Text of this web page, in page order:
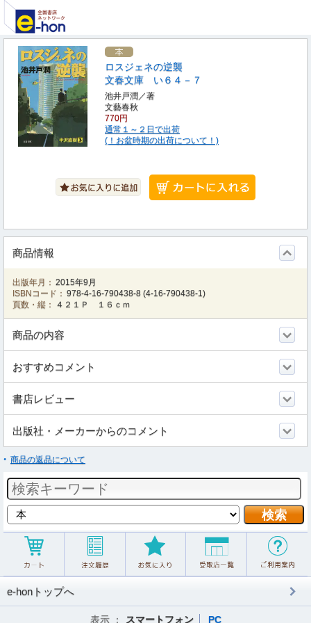
ロスジェネの逆襲
文春文庫 い６４－７
池井戸潤／著
文藝春秋
770円
通常１～２日で出荷
(！お盆時期の出荷について！)
商品情報
出版年月： 2015年9月
ISBNコード： 978-4-16-790438-8 (4-16-790438-1)
頁数・縦：
４２１Ｐ １６ｃｍ
商品の内容
おすすめコメント
書店レビュー
出版社・メーカーからのコメント
商品の返品について
e-honトップへ
表示 ： スマートフォン PC